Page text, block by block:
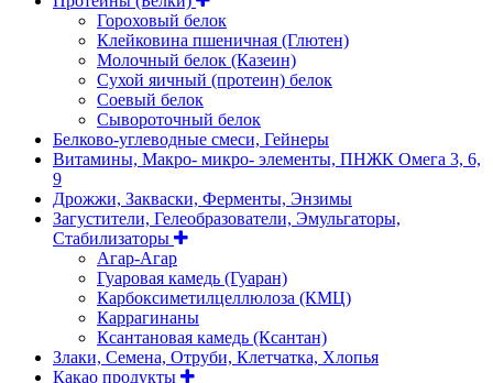
Гороховый белок
Клейковина пшеничная (Глютен)
Молочный белок (Казеин)
Сухой яичный (протеин) белок
Соевый белок
Сывороточный белок
Белково-углеводные смеси, Гейнеры
Витамины, Макро- микро- элементы, ПНЖК Омега 3, 6,
9
Дрожжи, Закваски, Ферменты, Энзимы
Загустители, Гелеобразователи, Эмульгаторы,
Стабилизаторы
Агар-Агар
Гуаровая камедь (Гуаран)
Карбоксиметилцеллюлоза (КМЦ)
Каррагинаны
Ксантановая камедь (Ксантан)
Злаки, Семена, Отруби, Клетчатка, Хлопья
Какао продукты